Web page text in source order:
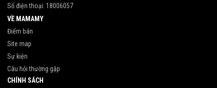
Số điện thoại: 18006057
VỀ MAMAMY
Điểm bán
Site map
Sự kiện
Câu hỏi thường gặp
CHÍNH SÁCH